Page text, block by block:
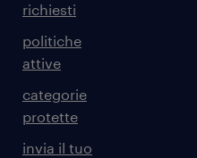
richiesti
politiche
attive
categorie
protette
invia il tuo